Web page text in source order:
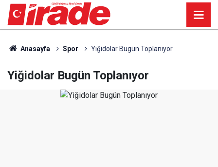
Anasayfa Spor Yiğidolar Bugün Toplanıyor
Yiğidolar Bugün Toplanıyor